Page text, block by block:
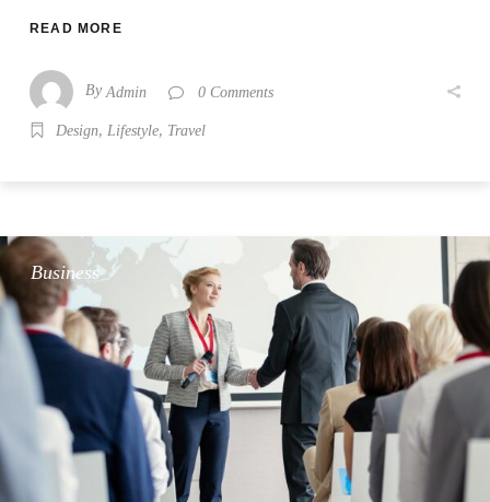
READ MORE
By Admin 0 Comments
Design, Lifestyle, Travel
Business